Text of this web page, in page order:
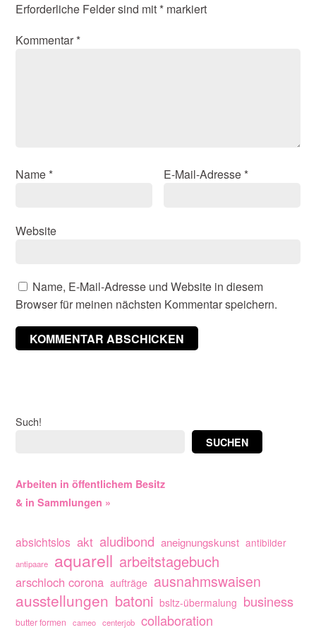
Erforderliche Felder sind mit * markiert
Kommentar *
Name * E-Mail-Adresse *
Website
Name, E-Mail-Adresse und Website in diesem
Browser für meinen nächsten Kommentar speichern.
Such!
SUCHEN
Arbeiten in öffentlichem Besitz
& in Sammlungen »
absichtslos akt aludibond aneignungskunst antibilder
antipaare aquarell arbeitstagebuch
arschloch corona aufträge ausnahmswaisen
ausstellungen batoni bsltz-übermalung business
butter formen cameo centerjob collaboration